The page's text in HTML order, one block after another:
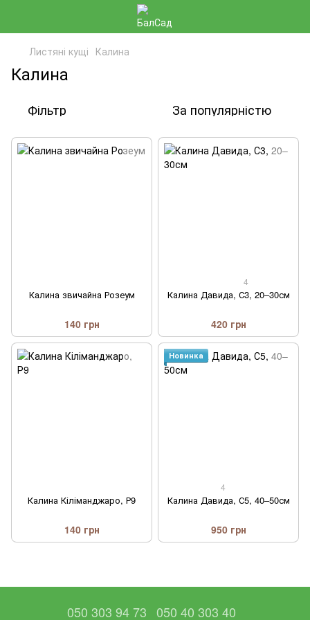
Листяні кущі Калина
Калина
Фільтр За популярністю
Калина звичайна Розеум
140 грн
4
Калина Давида, С3, 20–30см
420 грн
Калина Кіліманджаро, Р9
140 грн
Новинка
4
Калина Давида, С5, 40–50см
950 грн
050 303 94 73 050 40 303 40